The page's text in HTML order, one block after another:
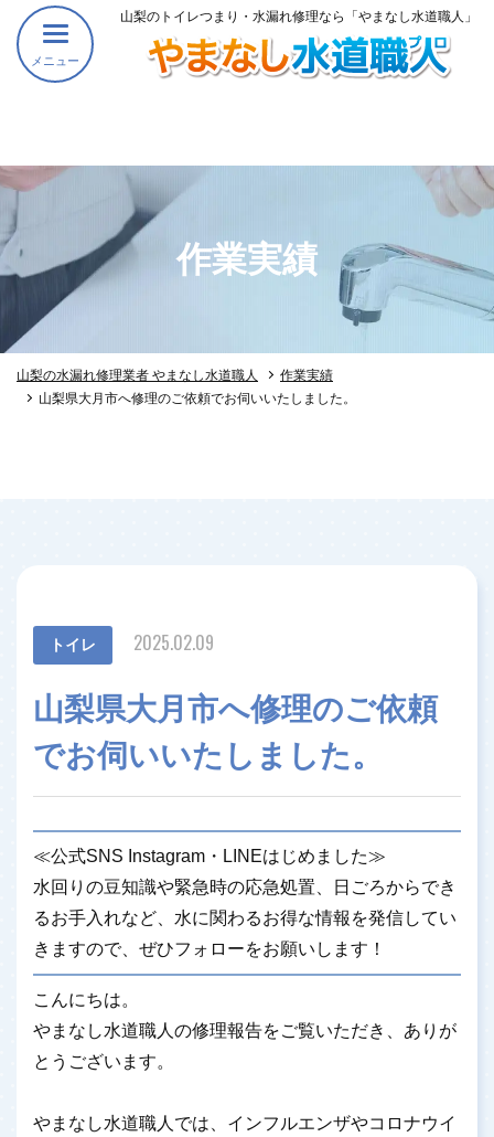
メニュー
山梨のトイレつまり・水漏れ修理なら「やまなし水道職人」
作業実績
山梨の水漏れ修理業者 やまなし水道職人
作業実績
山梨県大月市へ修理のご依頼でお伺いいたしました。
トイレ 2025.02.09
山梨県大月市へ修理のご依頼
でお伺いいたしました。
≪公式SNS Instagram・LINEはじめました≫
水回りの豆知識や緊急時の応急処置、日ごろからでき
るお手入れなど、水に関わるお得な情報を発信してい
きますので、ぜひフォローをお願いします！
こんにちは。
やまなし水道職人の修理報告をご覧いただき、ありが
とうございます。
やまなし水道職人では、インフルエンザやコロナウイ